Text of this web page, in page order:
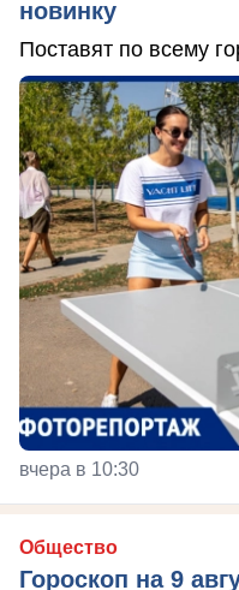
новинку
Поставят по всему
вчера в 10:30
Общество
Гороскоп на 9